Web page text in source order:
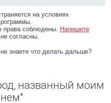
на условиях
права соблюдены. Напишите
согласны.
знаете что делать дальше?
названный моим